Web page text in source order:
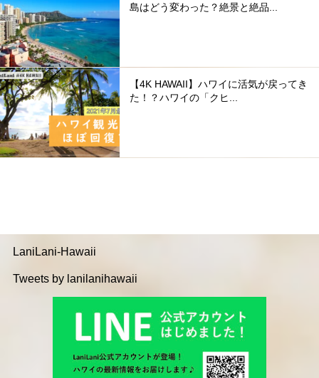
島はどう変わった？絶景と絶品...
【4K HAWAII】ハワイに活気が戻ってき
た！？ハワイの「クヒ...
LaniLani-Hawaii
Tweets by lanilanihawaii